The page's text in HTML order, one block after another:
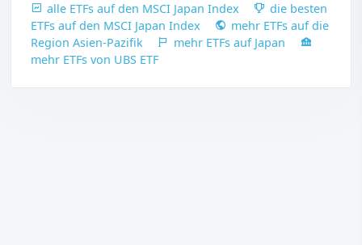
alle ETFs auf den MSCI Japan Index
die besten
ETFs auf den MSCI Japan Index
mehr ETFs auf die
Region Asien-Pazifik
mehr ETFs auf Japan
mehr ETFs von UBS ETF